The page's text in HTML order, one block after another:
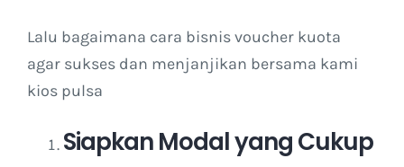
Lalu bagaimana cara bisnis voucher kuota
agar sukses dan menjanjikan bersama kami
kios pulsa
Siapkan Modal yang Cukup